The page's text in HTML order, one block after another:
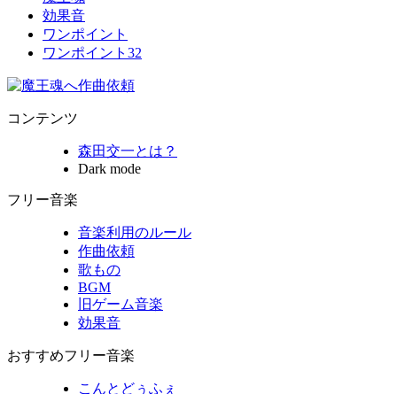
効果音
ワンポイント
ワンポイント32
コンテンツ
森田交一とは？
Dark mode
フリー音楽
音楽利用のルール
作曲依頼
歌もの
BGM
旧ゲーム音楽
効果音
おすすめフリー音楽
こんとどぅふぇ